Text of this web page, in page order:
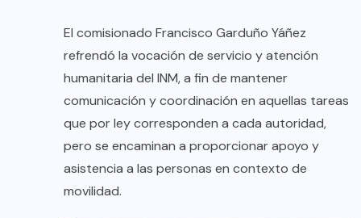
El comisionado Francisco Garduño Yáñez
refrendó la vocación de servicio y atención
humanitaria del INM, a fin de mantener
comunicación y coordinación en aquellas tareas
que por ley corresponden a cada autoridad,
pero se encaminan a proporcionar apoyo y
asistencia a las personas en contexto de
movilidad.